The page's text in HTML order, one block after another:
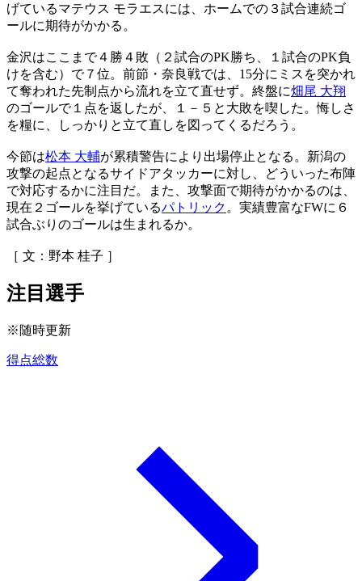
げているマテウス モラエスには、ホームでの３試合連続ゴ
ールに期待がかかる。
金沢はここまで４勝４敗（２試合のPK勝ち、１試合のPK負
けを含む）で７位。前節・奈良戦では、15分にミスを突かれ
て奪われた先制点から流れを立て直せず。終盤に畑尾 大翔
のゴールで１点を返したが、１－５と大敗を喫した。悔しさ
を糧に、しっかりと立て直しを図ってくるだろう。
今節は松本 大輔が累積警告により出場停止となる。新潟の
攻撃の起点となるサイドアタッカーに対し、どういった布陣
で対応するかに注目だ。また、攻撃面で期待がかかるのは、
現在２ゴールを挙げているパトリック 。実績豊富なFWに６
試合ぶりのゴールは生まれるか。
［ 文：野本 桂子 ］
注目選手
※随時更新
得点総数